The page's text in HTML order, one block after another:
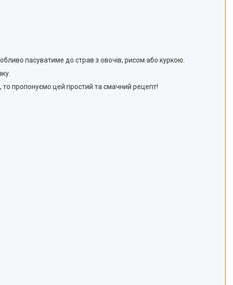
пасуватиме до страв з овочів, рисом або куркою.
то пропонуємо цей простий та смачний рецепт!